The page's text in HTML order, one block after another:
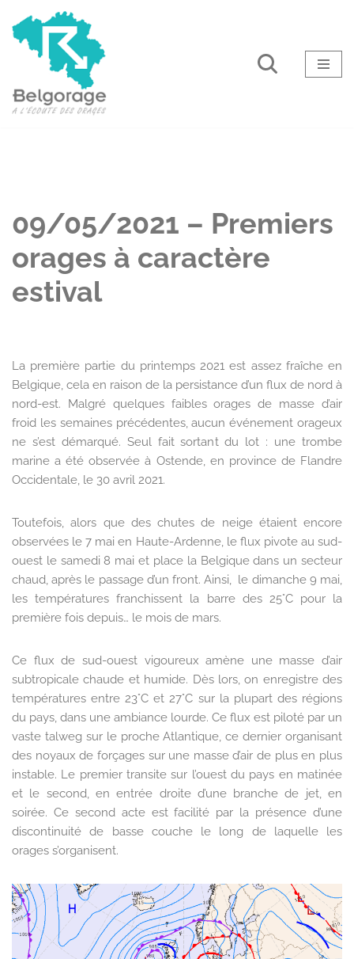
Aller
09/05/2021 – Premiers
orages à caractère
estival
La première partie du printemps 2021 est assez fraîche en
Belgique, cela en raison de la persistance d’un flux de nord à
nord-est. Malgré quelques faibles orages de masse d’air
froid les semaines précédentes, aucun événement orageux
ne s’est démarqué. Seul fait sortant du lot : une trombe
marine a été observée à Ostende, en province de Flandre
Occidentale, le 30 avril 2021.
Toutefois, alors que des chutes de neige étaient encore
observées le 7 mai en Haute-Ardenne, le flux pivote au sud-
ouest le samedi 8 mai et place la Belgique dans un secteur
chaud, après le passage d’un front. Ainsi, le dimanche 9 mai,
les températures franchissent la barre des 25°C pour la
première fois depuis… le mois de mars.
Ce flux de sud-ouest vigoureux amène une masse d’air
subtropicale chaude et humide. Dès lors, on enregistre des
températures entre 23°C et 27°C sur la plupart des régions
du pays, dans une ambiance lourde. Ce flux est piloté par un
vaste talweg sur le proche Atlantique, ce dernier organisant
des noyaux de forçages sur une masse d’air de plus en plus
instable. Le premier transite sur l’ouest du pays en matinée
et le second, en entrée droite d’une branche de jet, en
soirée. Ce second acte est facilité par la présence d’une
discontinuité de basse couche le long de laquelle les
orages s’organisent.